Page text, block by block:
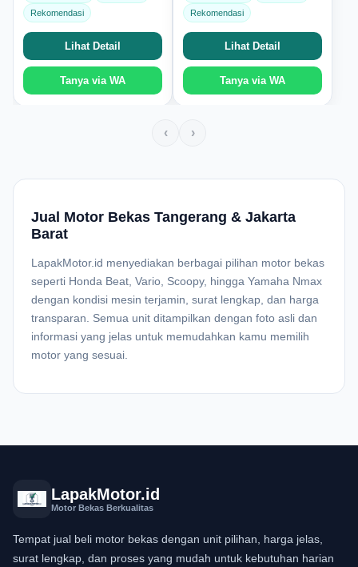
Rekomendasi
Lihat Detail
Tanya via WA
Rekomendasi
Lihat Detail
Tanya via WA
‹ ›
Jual Motor Bekas Tangerang & Jakarta
Barat
LapakMotor.id menyediakan berbagai pilihan motor bekas
seperti Honda Beat, Vario, Scoopy, hingga Yamaha Nmax
dengan kondisi mesin terjamin, surat lengkap, dan harga
transparan. Semua unit ditampilkan dengan foto asli dan
informasi yang jelas untuk memudahkan kamu memilih
motor yang sesuai.
LapakMotor.id
Motor Bekas Berkualitas
Tempat jual beli motor bekas dengan unit pilihan, harga jelas,
surat lengkap, dan proses yang mudah untuk kebutuhan harian